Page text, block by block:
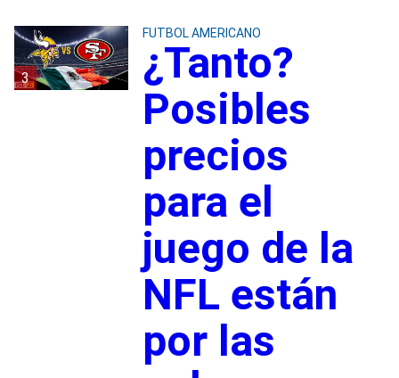
3
FUTBOL AMERICANO
¿Tanto?
Posibles
precios
para el
juego de la
NFL están
por las